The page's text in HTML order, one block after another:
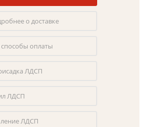
о доставке
способы оплаты
ЛДСП
ЛДСП
ЛДСП